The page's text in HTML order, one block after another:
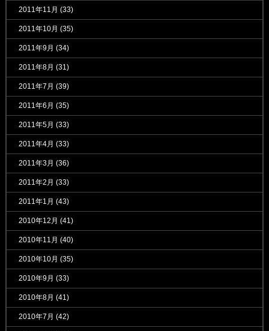
2011年11月 (33)
2011年10月 (35)
2011年9月 (34)
2011年8月 (31)
2011年7月 (39)
2011年6月 (35)
2011年5月 (33)
2011年4月 (33)
2011年3月 (36)
2011年2月 (33)
2011年1月 (43)
2010年12月 (41)
2010年11月 (40)
2010年10月 (35)
2010年9月 (33)
2010年8月 (41)
2010年7月 (42)